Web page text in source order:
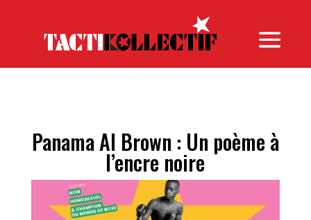
Panama Al Brown : Un poème à
l’encre noire